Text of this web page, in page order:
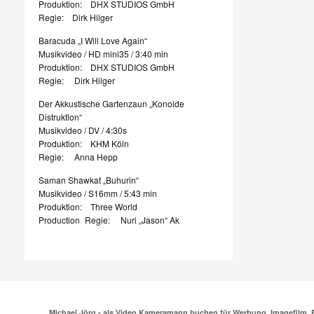
Produktion: DHX STUDIOS GmbH
Regie: Dirk Hilger
Baracuda „I Will Love Again“
Musikvideo / HD mini35 / 3:40 min
Produktion: DHX STUDIOS GmbH
Regie: Dirk Hilger
Der Akkustische Gartenzaun „Konoide
Distruktion“
Musikvideo / DV / 4:30s
Produktion: KHM Köln
Regie: Anna Hepp
Saman Shawkat „Buhurin“
Musikvideo / S16mm / 5:43 min
Produktion: Three World
Production Regie: Nuri „Jason“ Ak
Michael Jörg - als Video Kameramann buchen für Werbung,